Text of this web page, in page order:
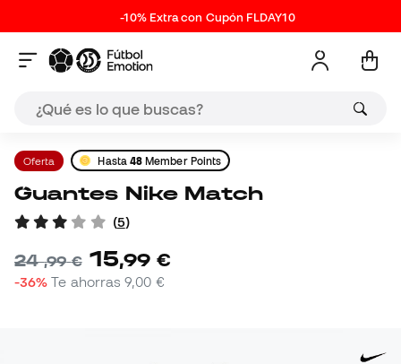
-10% Extra con Cupón FLDAY10
Oferta Hasta 48 Member Points
Guantes Nike Match
(5)
24,99 € 15,99 €
-36% Te ahorras9,00 €